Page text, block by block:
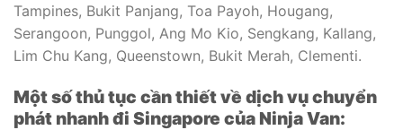
Tampines, Bukit Panjang, Toa Payoh, Hougang,
Serangoon, Punggol, Ang Mo Kio, Sengkang, Kallang,
Lim Chu Kang, Queenstown, Bukit Merah, Clementi.
Một số thủ tục cần thiết về dịch vụ chuyển
phát nhanh đi Singapore của Ninja Van: